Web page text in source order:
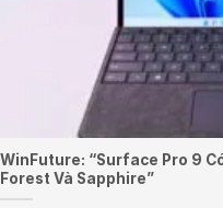
WinFuture: “Surface Pro 9
Forest Và Sapphire”